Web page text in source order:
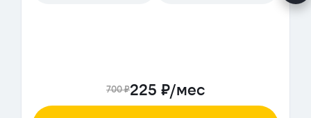
700 ₽225 ₽/мес